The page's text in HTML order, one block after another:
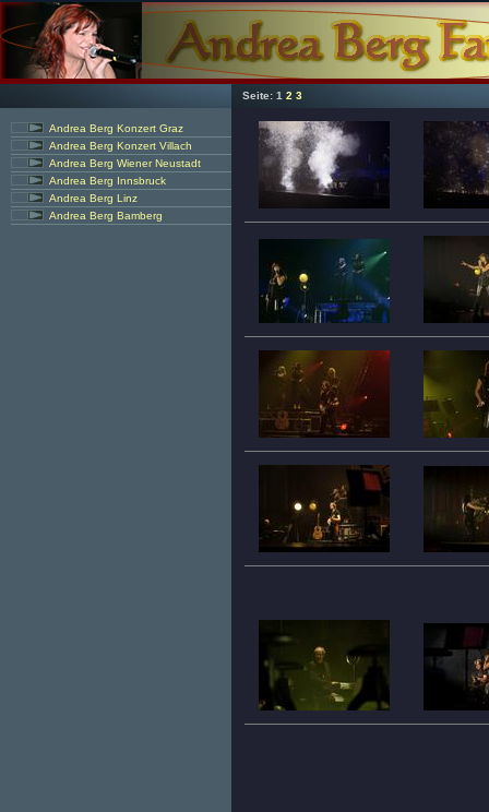
Seite: 1 2 3
Andrea Berg Konzert Graz
Andrea Berg Konzert Villach
Andrea Berg Wiener Neustadt
Andrea Berg Innsbruck
Andrea Berg Linz
Andrea Berg Bamberg